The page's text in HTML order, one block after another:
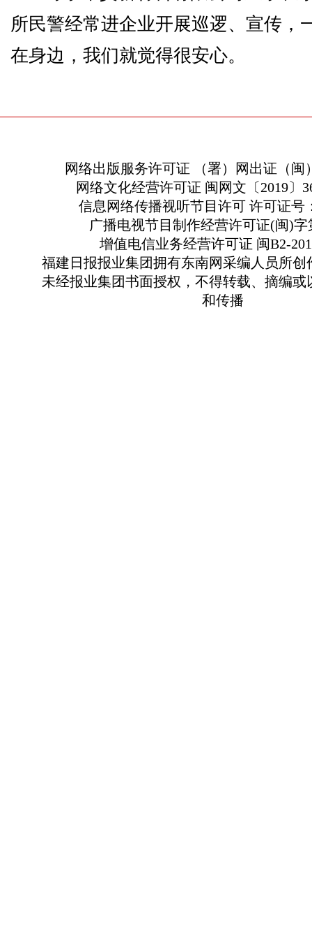
所民警经常进企业开展巡逻、宣传，
在身边，我们就觉得很安心。
网络出版服务许可证 （署）网出证（闽
网络文化经营许可证 闽网文〔2019〕
信息网络传播视听节目许可 许可证号
广播电视节目制作经营许可证(闽)字
增值电信业务经营许可证 闽B2-
福建日报报业集团拥有东南网采编人员所创
未经报业集团书面授权，不得转载、摘编或
和传播